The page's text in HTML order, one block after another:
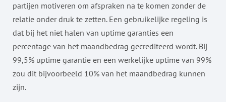
partijen motiveren om afspraken na te komen zonder de
relatie onder druk te zetten. Een gebruikelijke regeling is
dat bij het niet halen van uptime garanties een
percentage van het maandbedrag gecrediteerd wordt. Bij
99,5% uptime garantie en een werkelijke uptime van 99%
zou dit bijvoorbeeld 10% van het maandbedrag kunnen
zijn.